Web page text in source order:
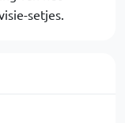
setjes.